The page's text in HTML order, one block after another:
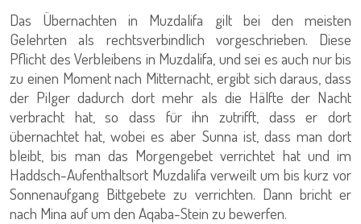
Das Übernachten in Muzdalifa gilt bei den meisten
Gelehrten als rechtsverbindlich vorgeschrieben. Diese
Pflicht des Verbleibens in Muzdalifa, und sei es auch nur bis
zu einen Moment nach Mitternacht, ergibt sich daraus, dass
der Pilger dadurch dort mehr als die Hälfte der Nacht
verbracht hat, so dass für ihn zutrifft, dass er dort
übernachtet hat, wobei es aber Sunna ist, dass man dort
bleibt, bis man das Morgengebet verrichtet hat und im
Haddsch-Aufenthaltsort Muzdalifa verweilt um bis kurz vor
Sonnenaufgang Bittgebete zu verrichten. Dann bricht er
nach Mina auf um den Aqaba-Stein zu bewerfen.